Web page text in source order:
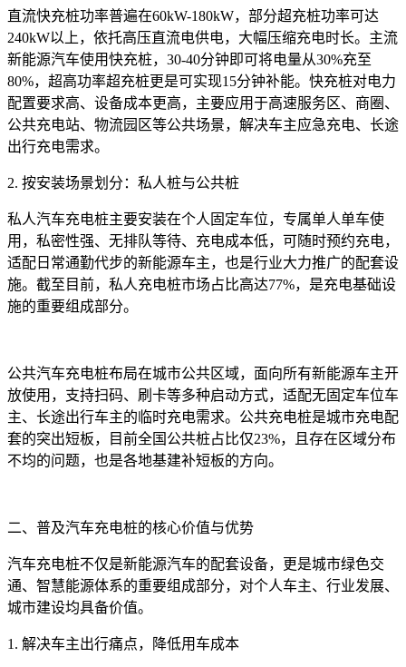
直流快充桩功率普遍在60kW-180kW，部分超充桩功率可达
240kW以上，依托高压直流电供电，大幅压缩充电时长。主流
新能源汽车使用快充桩，30-40分钟即可将电量从30%充至
80%，超高功率超充桩更是可实现15分钟补能。快充桩对电力
配置要求高、设备成本更高，主要应用于高速服务区、商圈、
公共充电站、物流园区等公共场景，解决车主应急充电、长途
出行充电需求。
2. 按安装场景划分：私人桩与公共桩
私人汽车充电桩主要安装在个人固定车位，专属单人单车使
用，私密性强、无排队等待、充电成本低，可随时预约充电，
适配日常通勤代步的新能源车主，也是行业大力推广的配套设
施。截至目前，私人充电桩市场占比高达77%，是充电基础设
施的重要组成部分。
公共汽车充电桩布局在城市公共区域，面向所有新能源车主开
放使用，支持扫码、刷卡等多种启动方式，适配无固定车位车
主、长途出行车主的临时充电需求。公共充电桩是城市充电配
套的突出短板，目前全国公共桩占比仅23%，且存在区域分布
不均的问题，也是各地基建补短板的方向。
二、普及汽车充电桩的核心价值与优势
汽车充电桩不仅是新能源汽车的配套设备，更是城市绿色交
通、智慧能源体系的重要组成部分，对个人车主、行业发展、
城市建设均具备价值。
1. 解决车主出行痛点，降低用车成本